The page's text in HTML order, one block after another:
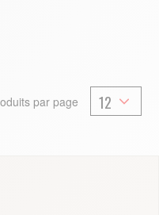
par page